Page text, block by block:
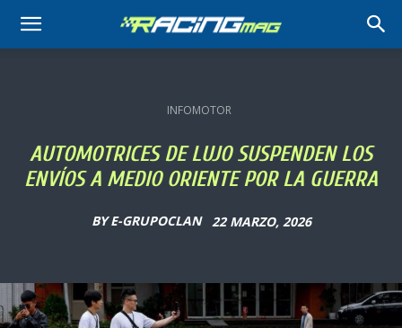
RACING
INFOMOTOR
AUTOMOTRICES DE LUJO SUSPENDEN LOS
ENVÍOS A MEDIO ORIENTE POR LA GUERRA
BY E-GRUPOCLAN 22 MARZO, 2026